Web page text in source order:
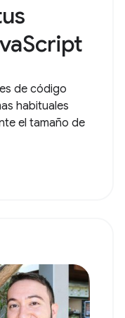
de código
habituales
el tamaño de